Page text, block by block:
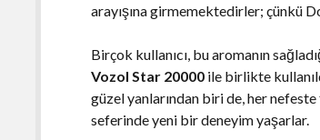
arayışına girmemektedirler; çünkü
Birçok kullanıcı, bu aromanın
Vozol Star 20000 ile birlikte
güzel yanlarından biri de, her
seferinde yeni bir deneyim yaşarlar.